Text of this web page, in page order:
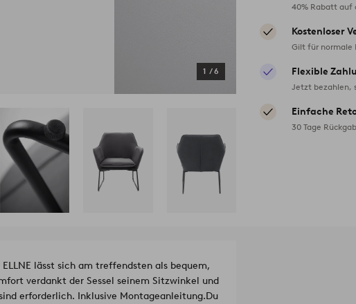
1 /6
40% Rabatt auf
Kostenloser
Gilt für normale
Flexible
Jetzt bezahlen,
Einfache
30 Tage
lässt sich am treffendsten als bequem,
verdankt der Sessel seinem Sitzwinkel und
erforderlich. Inklusive Montageanleitung.Du